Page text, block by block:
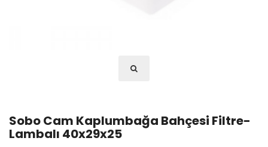
Sobo Cam Kaplumbağa Bahçesi Filtre-
Lambalı 40x29x25